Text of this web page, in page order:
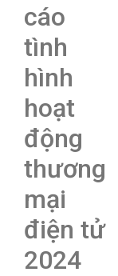
cáo
tình
hình
hoạt
động
thương
mại
điện tử
2024